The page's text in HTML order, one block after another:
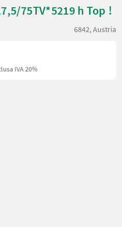
75TV*5219 h Top !
6842, Austria
IVA 20%